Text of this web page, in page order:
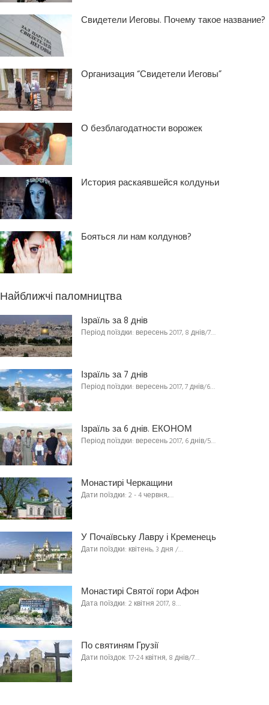
Свидетели Иеговы. Почему такое название?
Организация “Свидетели Иеговы”
О безблагодатности ворожек
История раскаявшейся колдуньи
Бояться ли нам колдунов?
Найближчі паломництва
Ізраїль за 8 днів
Період поїздки: вересень 2017, 8 днів/7…
Ізраїль за 7 днів
Період поїздки: вересень 2017, 7 днів/6…
Ізраїль за 6 днів. ЕКОНОМ
Період поїздки: вересень 2017, 6 днів/5…
Монастирі Черкащини
Дати поїздки: 2 - 4 червня,…
У Почаївську Лавру і Кременець
Дати поїздки: квітень, 3 дня /…
Монастирі Святої гори Афон
Дата поїздки: 2 квітня 2017, 8…
По святиням Грузії
Дати поїздок: 17-24 квітня, 8 днів/7…